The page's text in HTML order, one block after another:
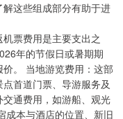
这些组成部分有助于进
票费用是主要支出之
年的节假日或暑期期
。 当地游览费用：这部
首道门票、导游服务及
通费用，如游船、观光
成本与酒店的位置、新旧